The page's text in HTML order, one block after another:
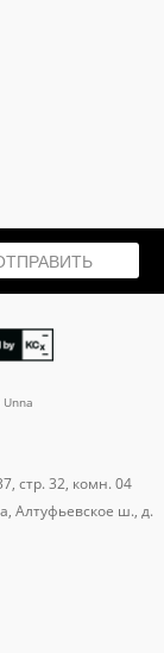
стр. 32, комн. 04
Алтуфьевское ш., д.